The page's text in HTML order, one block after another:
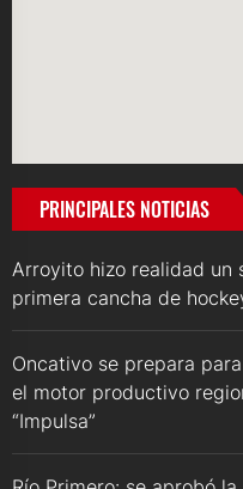
PRINCIPALES NOTICIAS
Arroyito hizo realidad un
primera cancha de
Oncativo se prepara
el motor productivo
“Impulsa”